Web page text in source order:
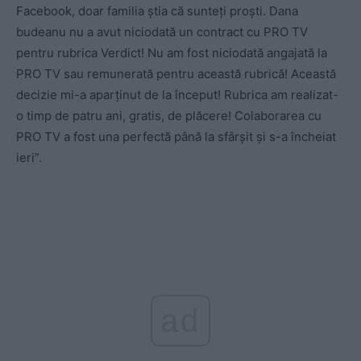
Facebook, doar familia știa că sunteți proști. Dana
budeanu nu a avut niciodată un contract cu PRO TV
pentru rubrica Verdict! Nu am fost niciodată angajată la
PRO TV sau remunerată pentru această rubrică! Această
decizie mi-a aparținut de la început! Rubrica am realizat-
o timp de patru ani, gratis, de plăcere! Colaborarea cu
PRO TV a fost una perfectă până la sfârșit și s-a încheiat
ieri”.